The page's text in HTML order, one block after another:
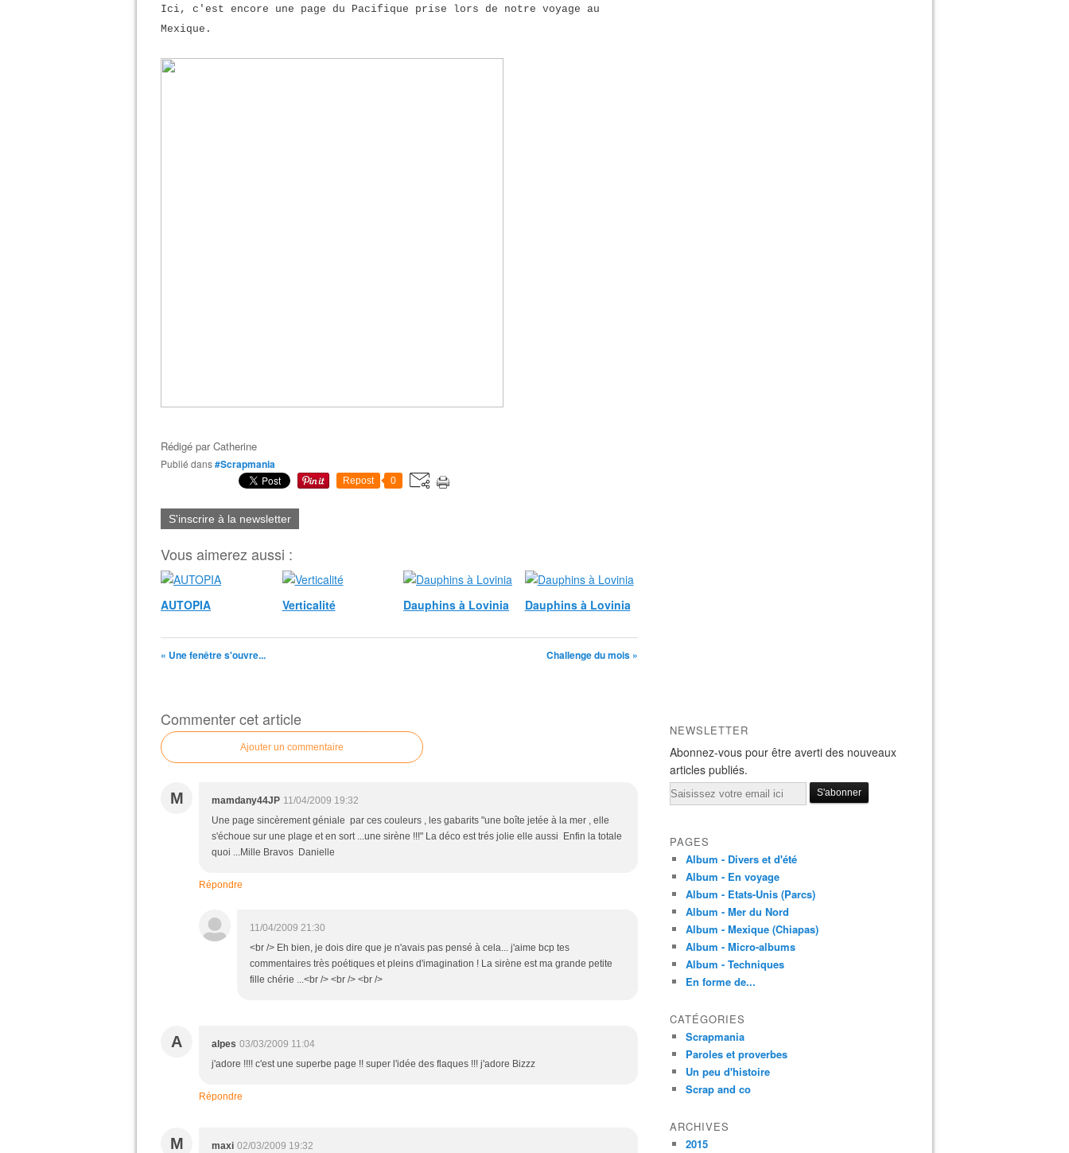
Ici, c'est encore une page du Pacifique prise lors de notre voyage au
Mexique.
Rédigé parCatherine
Publié dans#Scrapmania
Repost 0
S'inscrire à la newsletter
Vous aimerez aussi :
AUTOPIA Verticalité Dauphins à Lovinia Dauphins à Lovinia
« Une fenêtre s'ouvre... Challenge du mois »
Commenter cet article
Ajouter un commentaire
M mamdany44JP 11/04/2009 19:32
Une page sincèrement géniale par ces couleurs , les gabarits "une boîte jetée à la mer , elle
s'échoue sur une plage et en sort ...une sirène !!!" La déco est trés jolie elle aussi Enfin la totale
quoi ...Mille Bravos Danielle
Répondre
11/04/2009 21:30
<br /> Eh bien, je dois dire que je n'avais pas pensé à cela... j'aime bcp tes
commentaires très poétiques et pleins d'imagination ! La sirène est ma grande petite
fille chérie ...<br /> <br /> <br />
A alpes 03/03/2009 11:04
j'adore !!!! c'est une superbe page !! super l'idée des flaques !!! j'adore Bizzz
Répondre
M maxi 02/03/2009 19:32
NEWSLETTER
Abonnez-vous pour être averti des nouveaux
articles publiés.
Email
PAGES
Album - Divers et d'été
Album - En voyage
Album - Etats-Unis (Parcs)
Album - Mer du Nord
Album - Mexique (Chiapas)
Album - Micro-albums
Album - Techniques
En forme de...
CATÉGORIES
Scrapmania
Paroles et proverbes
Un peu d'histoire
Scrap and co
ARCHIVES
2015